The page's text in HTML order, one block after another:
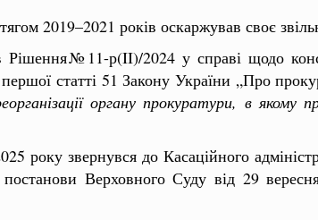
2019–2021 років оскаржував своє
р(II)/2024 у справі щодо
статті 51 Закону України „Про
органу прокуратури, в якому
року звернувся до Касаційного
Верховного Суду від 29